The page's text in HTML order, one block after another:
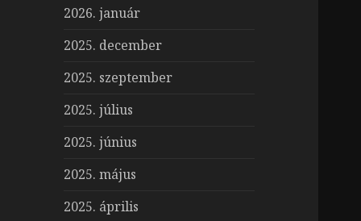
2026. január
2025. december
2025. szeptember
2025. július
2025. június
2025. május
2025. április